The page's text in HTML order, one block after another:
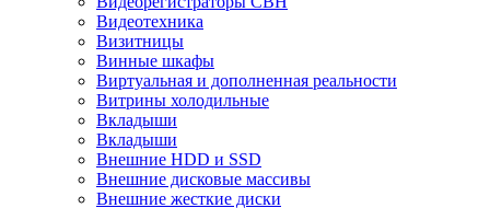
Видеотехника
Визитницы
Винные шкафы
Виртуальная и дополненная реальности
Витрины холодильные
Вкладыши
Вкладыши
Внешние HDD и SSD
Внешние дисковые массивы
Внешние жесткие диски